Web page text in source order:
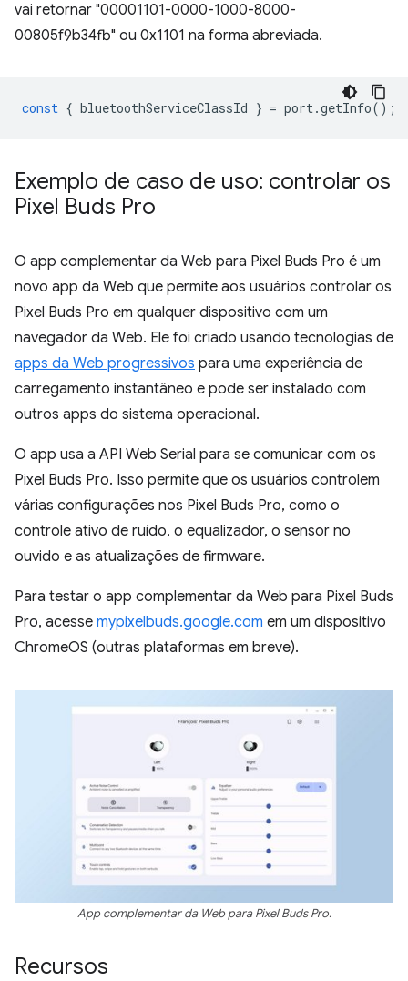
vai retornar "00001101-0000-1000-8000-
00805f9b34fb" ou 0x1101 na forma abreviada.
const { bluetoothServiceClassId } = port.getInfo();
Exemplo de caso de uso: controlar os
Pixel Buds Pro
O app complementar da Web para Pixel Buds Pro é um
novo app da Web que permite aos usuários controlar os
Pixel Buds Pro em qualquer dispositivo com um
navegador da Web. Ele foi criado usando tecnologias de
apps da Web progressivos para uma experiência de
carregamento instantâneo e pode ser instalado com
outros apps do sistema operacional.
O app usa a API Web Serial para se comunicar com os
Pixel Buds Pro. Isso permite que os usuários controlem
várias configurações nos Pixel Buds Pro, como o
controle ativo de ruído, o equalizador, o sensor no
ouvido e as atualizações de firmware.
Para testar o app complementar da Web para Pixel Buds
Pro, acesse mypixelbuds.google.com em um dispositivo
ChromeOS (outras plataformas em breve).
App complementar da Web para Pixel Buds Pro.
Recursos